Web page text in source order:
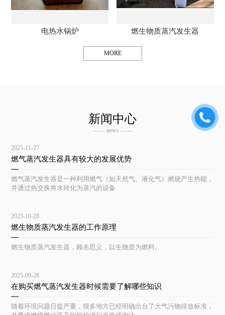
电热水锅炉 燃生物质蒸汽发生器
MORE
新闻中心
—— news ——
2025-11-27
燃气蒸汽发生器具有较大的发展优势
燃气蒸汽发生器是一种利用燃气（如天然气、液化气）燃烧产生热能，
并通过热交换将水转化为蒸汽的设备
2025-10-28
燃生物质蒸汽发生器的工作原理
燃生物质蒸汽发生器，顾名思义，以生物质为燃料。
2025-09-28
在购买燃气蒸汽发生器时候需要了解哪些知识
随着环境问题日益严重，很多地方已经明确出台了大气污物排放标准，